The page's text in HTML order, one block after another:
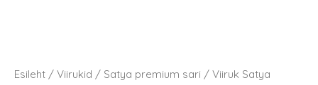
Esileht / Viirukid / Satya premium sari / Viiruk Satya